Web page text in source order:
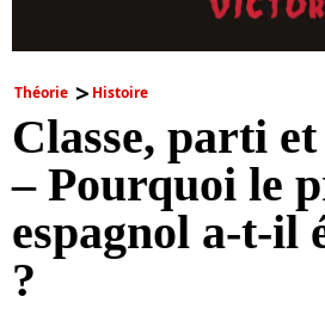
Théorie Histoire
Classe, parti
– Pourquoi le
espagnol a-t-il
?